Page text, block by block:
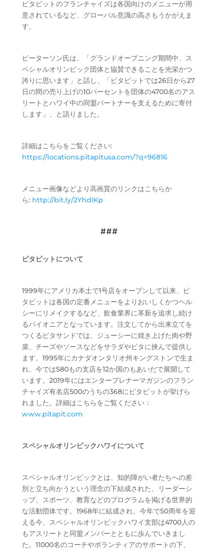
ピタピットのフランチャイズは各国向けのメニューが用
意されているなど、グローバル意識の高さもうかがえま
す。
ピーターソン氏は、「グランドオープニング期間中、ス
ペシャルオリンピック団体と協賛できることを光栄かつ
誇りに思います」と話し、「ピタピットでは26日から27
日の間の売り上げの10パーセントを団体の4700名のアス
リートとハワイ中の同盟パートナーを支えるために寄付
します」、と語りました。
詳細はこちらをご覧ください:
https://locations.pitapitusa.com/?q=96816
メニュー画像などより高画質のリンクはこちらか
ら: http://bit.ly/2YhdlKp
###
ピタピットについて
1999年にアメリカ本土で1号店をオープンして以来、ピ
タピットは各国の定番メニューをよりおいしくかつヘル
シーにリメイクするなど、飲食業界に革新を追求し続け
るパイオニアとなっています。注文してから出来立てを
つくるピタサンドでは、ジューシーに焼き上げた肉や野
菜、チーズやソースなどをサラダやピタに挟んで提供し
ます。1995年にカナダオンタリオ州キングストンで生ま
れ、今では580もの支店を12か国のもあいだで展開して
います。2019年にはエンタープレナーマガジンのフラン
チャイズ有名店500のうちの368にピタピットが挙げら
れました。詳細はこちらをご覧ください：
www.pitapit.com
スペシャルオリンピックハワイについて
スペシャルオリンピックとは、知的障がい者たちへの差
別と立ち向かうという理念の下結成された、リーダーシ
ップ、スポーツ、教育などのプログラムを掲げる世界的
な活動団体です。1968年に結成され、今年で50周年を迎
える今、スペシャルオリンピックハワイ支部は4700人の
もアスリートと同盟メンバーとともに歩んでいきまし
た。11000名のコーチやボランティアのサポートの下、